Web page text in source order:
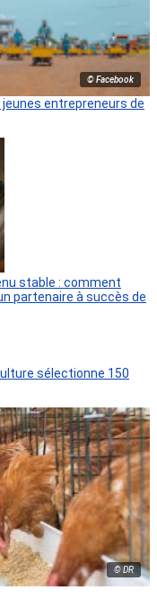
© Facebook
entrepreneurs de
stable : comment
partenaire à succès de
sélectionne 150
© DR